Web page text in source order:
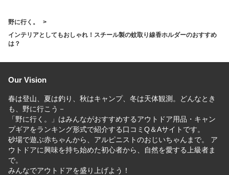
野に行く。
インテリアとしてもおしゃれ！スチール製の蚊取り線香ホルダーのおすすめ
は？
Our Vision
春は登山、夏は釣り、秋はキャンプ、冬は天体観測。どんなとき
も、野に行こう－
「野に行く。」はみんながおすすめするアウトドア用品・キャン
プギアをランキング形式で紹介する口コミQ＆Aサイトです。
砂場で遊ぶ赤ちゃんから、アルピニストのおじいちゃんまで。 ア
ウトドアに興味を持ち始めた初心者から、自然を愛する上級者ま
で。
みんなでアウトドアを盛り上げよう！